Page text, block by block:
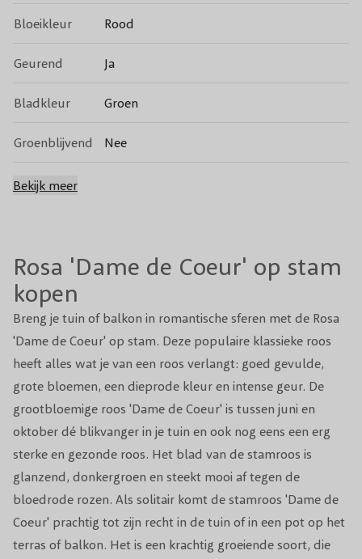
Rosa 'Dame de Coeur' op stam
kopen
Breng je tuin of balkon in romantische sferen met de Rosa
'Dame de Coeur' op stam. Deze populaire klassieke roos
heeft alles wat je van een roos verlangt: goed gevulde,
grote bloemen, een dieprode kleur en intense geur. De
grootbloemige roos 'Dame de Coeur' is tussen juni en
oktober dé blikvanger in je tuin en ook nog eens een erg
sterke en gezonde roos. Het blad van de stamroos is
glanzend, donkergroen en steekt mooi af tegen de
bloedrode rozen. Als solitair komt de stamroos 'Dame de
Coeur' prachtig tot zijn recht in de tuin of in een pot op het
terras of balkon. Het is een krachtig groeiende soort, die
Bloeikleur Rood
Geurend Ja
Bladkleur Groen
Groenblijvend Nee
Vruchtdragend
Snoeiperiode Maart
Standplaats Zon/Halfschaduw
WinterhardheidGoed
Planttijd Jaarrond
Biodiversiteit
Zeer aantrekkelijk voor Bijen en andere
insecten.
Voeding
2x per jaar in het voorjaar en nogmaals in
de zomer met DCM Meststof voor Rozen &
bloemen.
Bekijk meer